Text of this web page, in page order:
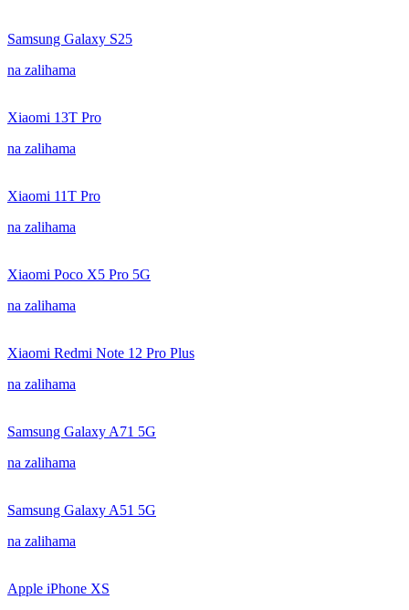
Samsung Galaxy S25
na zalihama
Xiaomi 13T Pro
na zalihama
Xiaomi 11T Pro
na zalihama
Xiaomi Poco X5 Pro 5G
na zalihama
Xiaomi Redmi Note 12 Pro Plus
na zalihama
Samsung Galaxy A71 5G
na zalihama
Samsung Galaxy A51 5G
na zalihama
Apple iPhone XS